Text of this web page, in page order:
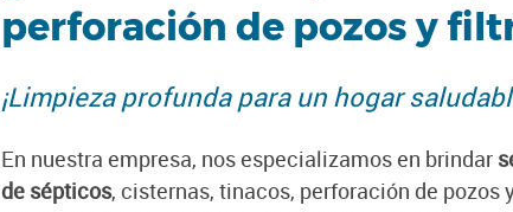
perforación de pozos y
¡Limpieza profunda para un hogar
En nuestra empresa, nos especializamos en brindar
de sépticos, cisternas, tinacos, perforación de pozos